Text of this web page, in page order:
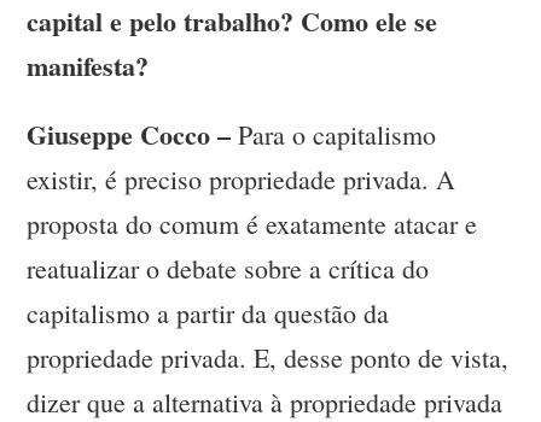
capital e pelo trabalho? Como ele se
manifesta?
Giuseppe Cocco – Para o capitalismo
existir, é preciso propriedade privada. A
proposta do comum é exatamente atacar e
reatualizar o debate sobre a crítica do
capitalismo a partir da questão da
propriedade privada. E, desse ponto de vista,
dizer que a alternativa à propriedade privada